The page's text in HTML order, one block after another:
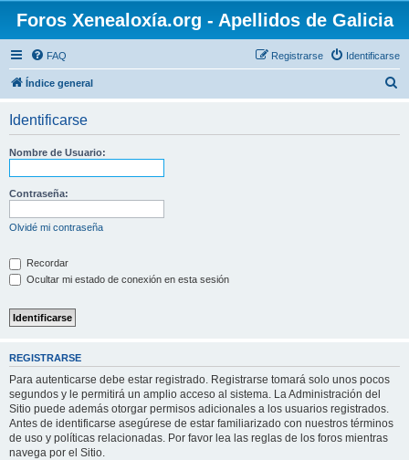
Foros Xenealoxía.org - Apellidos de Galicia
FAQ Identificarse
Registrarse
Índice general
Identificarse
Nombre de Usuario:
Contraseña:
Olvidé mi contraseña
Recordar
Ocultar mi estado de conexión en esta sesión
REGISTRARSE
Para autenticarse debe estar registrado. Registrarse tomará solo unos pocos
segundos y le permitirá un amplio acceso al sistema. La Administración del
Sitio puede además otorgar permisos adicionales a los usuarios registrados.
Antes de identificarse asegúrese de estar familiarizado con nuestros términos
de uso y políticas relacionadas. Por favor lea las reglas de los foros mientras
navega por el Sitio.